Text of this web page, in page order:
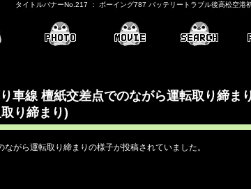
タイトルバナーNo.217 ： ボーイング787 バッテリートラブル後高松空港
車線 檀紙交差点でのながら運転取り締ま
り締まり)
がら運転取り締まりの様子が投稿されていました。